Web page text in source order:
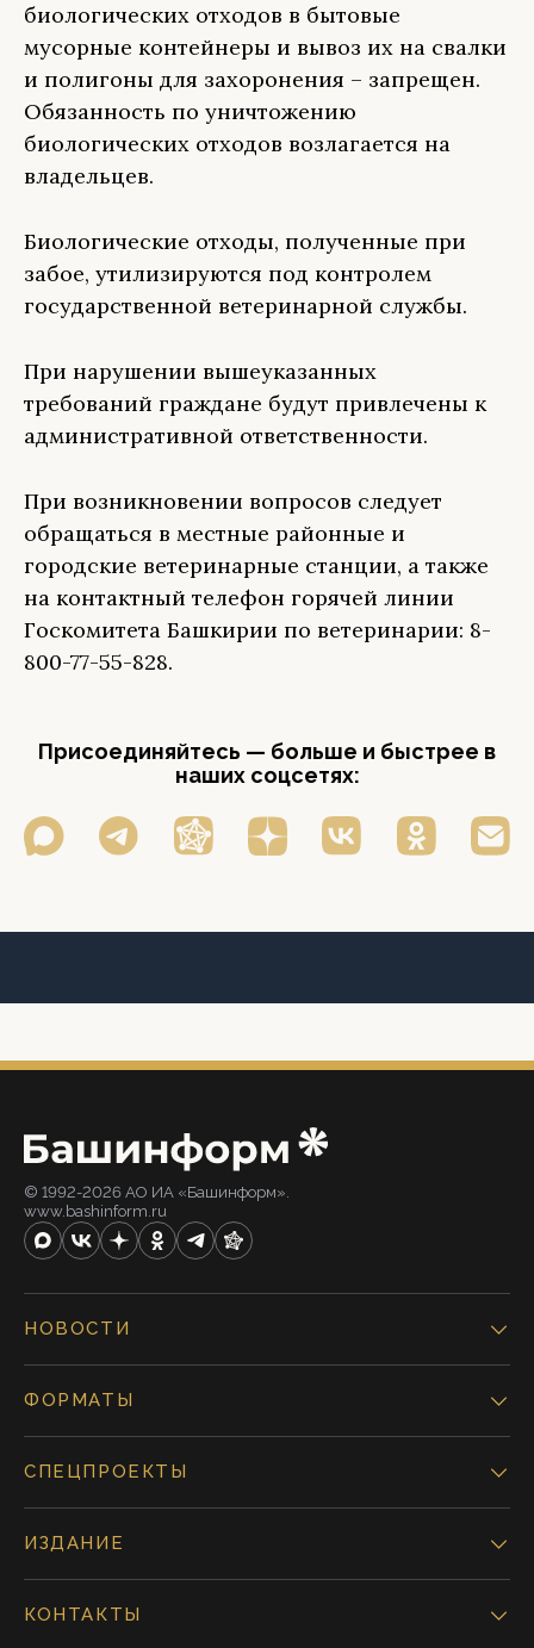
биологических отходов в бытовые
мусорные контейнеры и вывоз их на свалки
и полигоны для захоронения – запрещен.
Обязанность по уничтожению
биологических отходов возлагается на
владельцев.
Биологические отходы, полученные при
забое, утилизируются под контролем
государственной ветеринарной службы.
При нарушении вышеуказанных
требований граждане будут привлечены к
административной ответственности.
При возникновении вопросов следует
обращаться в местные районные и
городские ветеринарные станции, а также
на контактный телефон горячей линии
Госкомитета Башкирии по ветеринарии: 8-
800-77-55-828.
Присоединяйтесь — больше и быстрее в
наших соцсетях:
© 1992-2026 АО ИА «Башинформ».
www.bashinform.ru
НОВОСТИ
ФОРМАТЫ
СПЕЦПРОЕКТЫ
ИЗДАНИЕ
КОНТАКТЫ